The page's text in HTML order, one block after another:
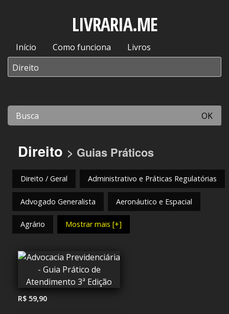
LIVRARIA.ME
Início Como funciona Livros
OK
Direito > Guias Práticos
Direito / Geral Administrativo e Práticas Regulatórias
Advogado Generalista Aeronáutico e Espacial
Agrário Mostrar mais [+]
R$ 59,90